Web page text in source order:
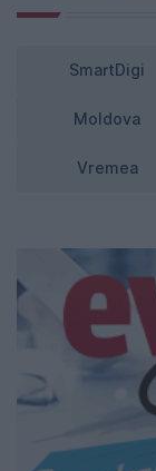
SmartDigi
Moldova
Vremea